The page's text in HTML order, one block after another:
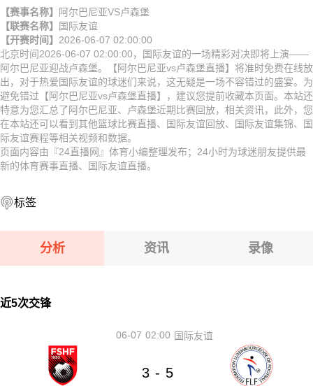
【赛事名称】 阿尔巴尼亚VS卢森堡
【联赛名称】 国际友谊
【开赛时间】 2026-06-07 02:00:00
北京时间2026-06-07 02:00:00，国际友谊的一场精彩对决即将上演——
阿尔巴尼亚迎战卢森堡。【阿尔巴尼亚vs卢森堡直播】将准时免费在线放
出，对于热爱国际友谊的球迷们来说，这无疑是一场不容错过的盛宴。为
避免错过【阿尔巴尼亚vs卢森堡直播】，建议您提前收藏本页面。本站还
特意为您汇总了阿尔巴尼亚、卢森堡近期比赛回放，相关资讯，此外，您
在本站还可以看到其他篮球比赛直播、国际友谊回放、国际友谊集锦、国
际友谊赛程等相关视频和数据。
页面内容由『24直播网』体育小编整理发布；24小时为球迷朋友提供最
新的体育赛事直播、国际友谊直播。
标签
分析 资讯 录像
近5次交锋
02:00
06-07 国际友谊
3 - 5